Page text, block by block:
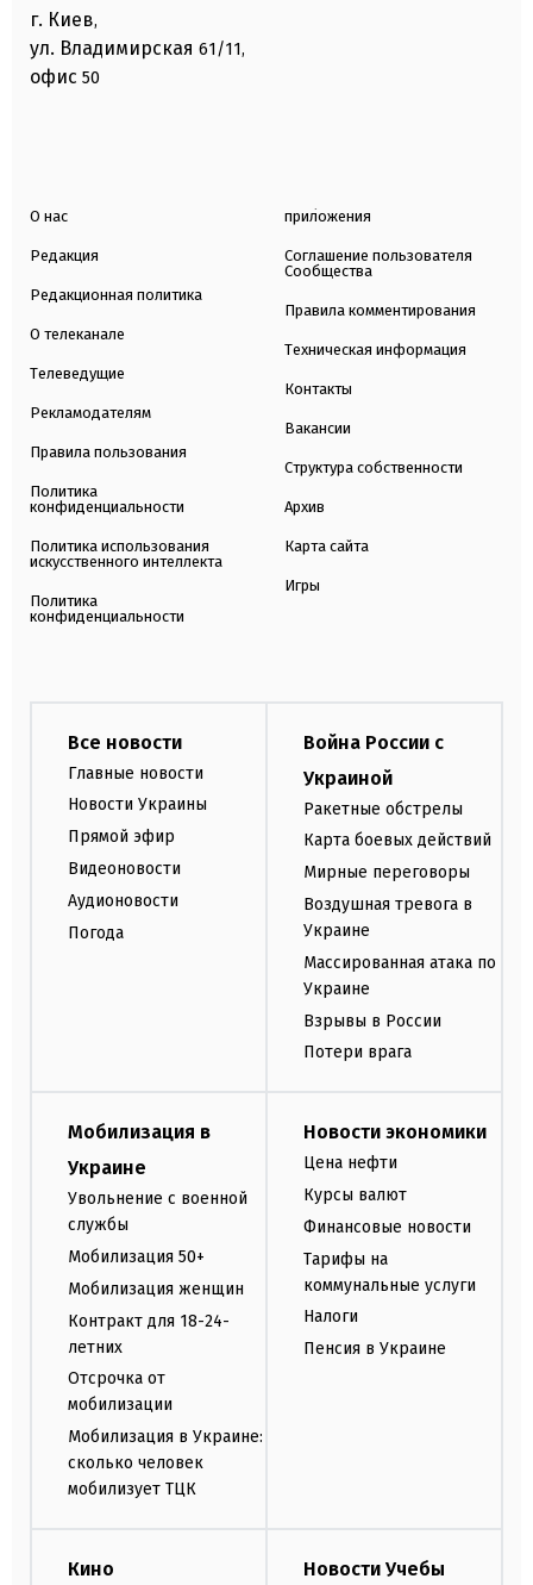
г. Киев,
ул. Владимирская 61/11,
офис 50
О нас
Редакция
Редакционная политика
О телеканале
Телеведущие
Рекламодателям
Правила пользования
Политика
конфиденциальности
Политика использования
искусственного интеллекта
Политика
конфиденциальности
приложения
Соглашение пользователя
Сообщества
Правила комментирования
Техническая информация
Контакты
Вакансии
Структура собственности
Архив
Карта сайта
Игры
Все новости
Главные новости
Новости Украины
Прямой эфир
Видеоновости
Аудионовости
Погода
Война России с
Украиной
Ракетные обстрелы
Карта боевых действий
Мирные переговоры
Воздушная тревога в
Украине
Массированная атака по
Украине
Взрывы в России
Потери врага
Мобилизация в
Украине
Увольнение с военной
службы
Мобилизация 50+
Мобилизация женщин
Контракт для 18-24-
летних
Отсрочка от
мобилизации
Мобилизация в Украине:
сколько человек
мобилизует ТЦК
Новости экономики
Цена нефти
Курсы валют
Финансовые новости
Тарифы на
коммунальные услуги
Налоги
Пенсия в Украине
Кино Новости Учебы